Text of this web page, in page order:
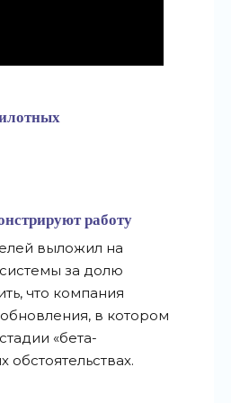
работу
выложил на
за долю
что компания
в котором
«бета-
обстоятельствах.